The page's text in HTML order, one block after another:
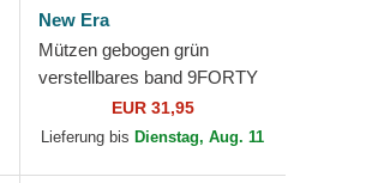
New Era
Mützen gebogen grün
verstellbares band 9FORTY
Winter Borg der Oakland
Athletics MLB von New Era
EUR 31,95
Lieferung bis Dienstag, Aug. 11